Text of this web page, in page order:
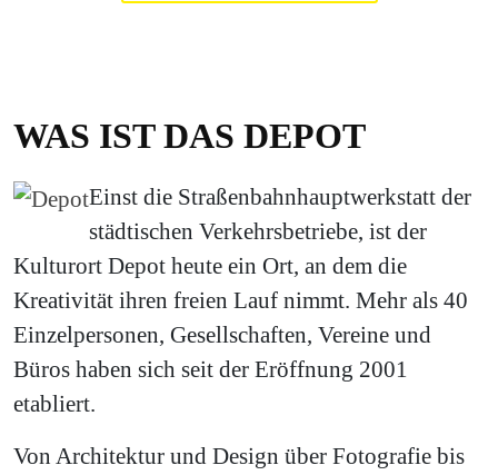
WAS IST DAS DEPOT
Einst die Straßenbahnhauptwerkstatt der
städtischen Verkehrsbetriebe, ist der
Kulturort Depot heute ein Ort, an dem die
Kreativität ihren freien Lauf nimmt. Mehr als 40
Einzelpersonen, Gesellschaften, Vereine und
Büros haben sich seit der Eröffnung 2001
etabliert.
Von Architektur und Design über Fotografie bis